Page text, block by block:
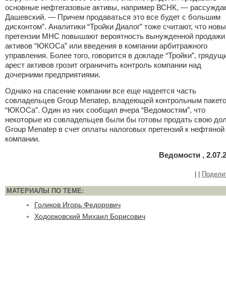
основные нефтегазовые активы, например ВСНК, —
Дашевский. — Причем продаваться это все будет с большим
дисконтом”. Аналитики “Тройки Диалог” тоже считают, что
претензии МНС повышают вероятность вынужденной продажи
активов “ЮКОСа” или введения в компании арбитражного
управления. Более того, говорится в докладе “Тройки”,
арест активов грозит ограничить контроль компании над
дочерними предприятиями.
Однако на спасение компании все еще надеется часть
совладельцев Group Menatep, владеющей контрольным
“ЮКОСа”. Один из них сообщил вчера “Ведомостям”, что
некоторые из совладельцев были бы готовы продать свою
Group Menatep в счет оплаты налоговых претензий к нефтяной
компании.
Ведомости ,
МАТЕРИАЛЫ ПО ТЕМЕ:
Голиков Игорь Федорович
Ходорковский Михаил Борисович